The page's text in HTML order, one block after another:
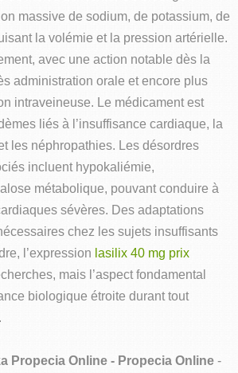
massive de sodium, de potassium, de
la volémie et la pression artérielle.
avec une action notable dès la
administration orale et encore plus
intraveineuse. Le médicament est
liés à l’insuffisance cardiaque, la
les néphropathies. Les désordres
incluent hypokaliémie,
métabolique, pouvant conduire à
sévères. Des adaptations
chez les sujets insuffisants
l’expression lasilix 40 mg prix
mais l’aspect fondamental
biologique étroite durant tout
Propecia Online - Propecia Online -